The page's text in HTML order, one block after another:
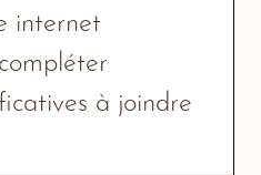
internet
à joindre